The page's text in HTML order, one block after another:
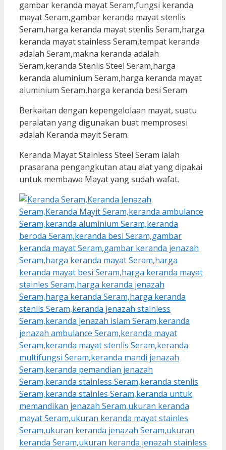
Berkaitan dengan kepengelolaan mayat, suatu
peralatan yang digunakan buat memprosesi
adalah Keranda mayit Seram.
Keranda Mayat Stainless Steel Seram ialah
prasarana pengangkutan atau alat yang dipakai
untuk membawa Mayat yang sudah wafat.